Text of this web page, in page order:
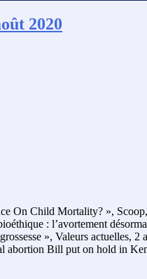
2020
On Child Mortality? »,
: l’avortement
», Valeurs actuelles,
abortion Bill put on hold in